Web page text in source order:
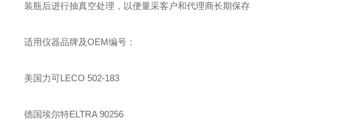
装瓶后进行抽真空处理，以便量采客户和代理商长期保存
适用仪器品牌及OEM编号：
美国力可LECO 502-183
德国埃尔特ELTRA 90256